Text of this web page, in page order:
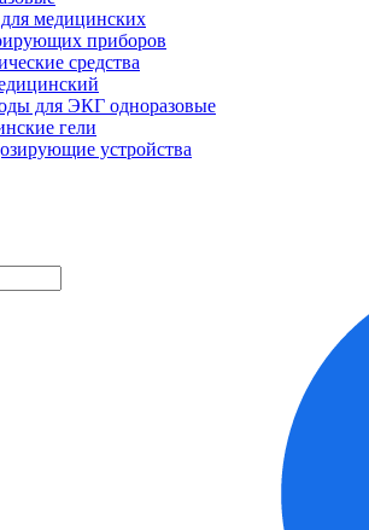
медицинских
приборов
средства
для ЭКГ одноразовые
гели
устройства